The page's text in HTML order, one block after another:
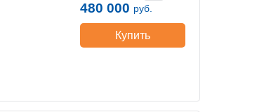
480 000 руб.
Купить